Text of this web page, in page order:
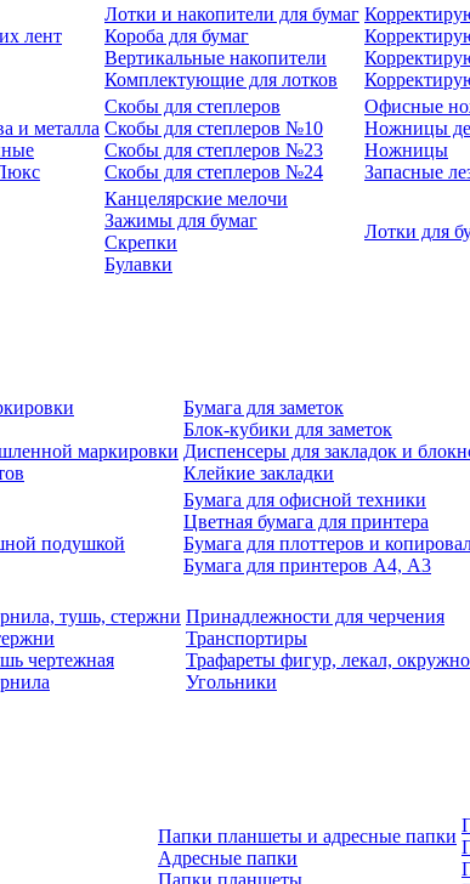
лент
Лотки и накопители для бумаг
Короба для бумаг
Вертикальные накопители
Комплектующие для лотков
и металла
Скобы для степлеров
Скобы для степлеров №10
Скобы для степлеров №23
Скобы для степлеров №24
Офисные
Ножницы
Ножницы
Запасные
Канцелярские мелочи
Зажимы для бумаг
Скрепки
Булавки
Лотки для
маркировки
Бумага для заметок
Блок-кубики для заметок
Диспенсеры для закладок и
Клейкие закладки
подушкой
Бумага для офисной техники
Цветная бумага для принтера
Бумага для плоттеров и
Бумага для принтеров А4, А3
тушь, стержни
чертежная
Принадлежности для черчения
Транспортиры
Трафареты фигур, лекал,
Угольники
Папки планшеты и адресные папки
Адресные папки
Папки планшеты